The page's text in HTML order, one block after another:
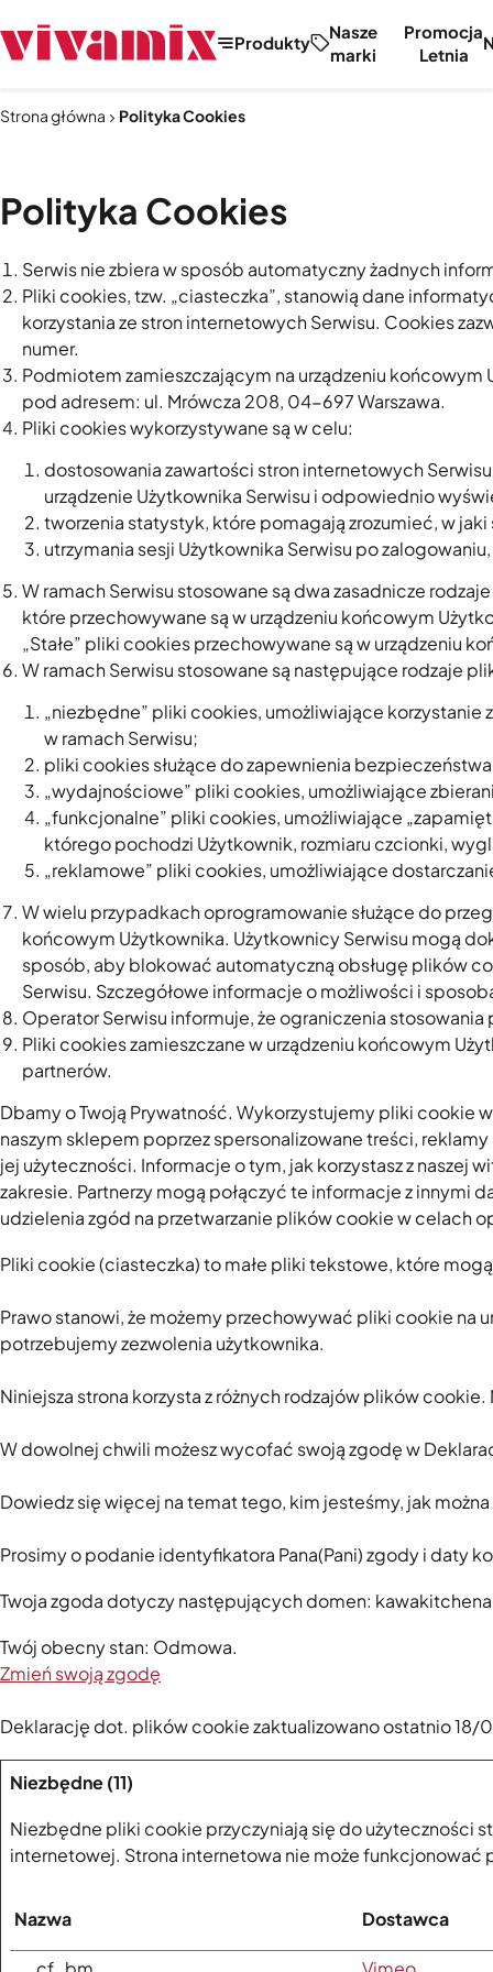
Produkty
Nasze
marki
Promocja
Letnia
Strona główna Polityka Cookies
Polityka Cookies
Serwis nie zbiera w sposób automatyczny żadnych
Pliki cookies, tzw. „ciasteczka”, stanowią dane
korzystania ze stron internetowych Serwisu. Cookies
numer.
Podmiotem zamieszczającym na urządzeniu
pod adresem: ul. Mrówcza 208, 04-697 Warszawa.
Pliki cookies wykorzystywane są w celu:
dostosowania zawartości stron internetowych
urządzenie Użytkownika Serwisu i odpowiednio
tworzenia statystyk, które pomagają zrozumieć, w
utrzymania sesji Użytkownika Serwisu po
W ramach Serwisu stosowane są dwa zasadnicze
które przechowywane są w urządzeniu końcowym
„Stałe” pliki cookies przechowywane są w urządzeniu
W ramach Serwisu stosowane są następujące rodzaje
„niezbędne” pliki cookies, umożliwiające
w ramach Serwisu;
pliki cookies służące do zapewnienia
„wydajnościowe” pliki cookies, umożliwiające
„funkcjonalne” pliki cookies, umożliwiające
którego pochodzi Użytkownik, rozmiaru czcionki,
„reklamowe” pliki cookies, umożliwiające
W wielu przypadkach oprogramowanie służące do
końcowym Użytkownika. Użytkownicy Serwisu mogą
sposób, aby blokować automatyczną obsługę plików
Serwisu. Szczegółowe informacje o możliwości i
Operator Serwisu informuje, że ograniczenia
Pliki cookies zamieszczane w urządzeniu końcowym
partnerów.
Dbamy o Twoją Prywatność. Wykorzystujemy pliki cookie
naszym sklepem poprzez spersonalizowane treści,
jej użyteczności. Informacje o tym, jak korzystasz z
zakresie. Partnerzy mogą połączyć te informacje z innymi
udzielenia zgód na przetwarzanie plików cookie w celach
Pliki cookie (ciasteczka) to małe pliki tekstowe, które
Prawo stanowi, że możemy przechowywać pliki cookie na
potrzebujemy zezwolenia użytkownika.
Niniejsza strona korzysta z różnych rodzajów plików
W dowolnej chwili możesz wycofać swoją zgodę w
Dowiedz się więcej na temat tego, kim jesteśmy, jak
Prosimy o podanie identyfikatora Pana(Pani) zgody i daty
Twoja zgoda dotyczy następujących domen:
Twój obecny stan: Odmowa.
Zmień swoją zgodę
Deklarację dot. plików cookie zaktualizowano ostatnio
Niezbędne (11)
Niezbędne pliki cookie przyczyniają się do użyteczności
internetowej. Strona internetowa nie może
Nazwa Dostawca